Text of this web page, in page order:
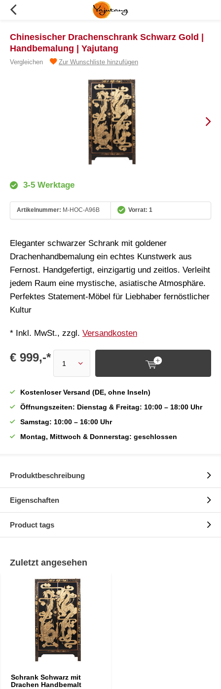
Chinesischer Drachenschrank Schwarz Gold |
Handbemalung | Yajutang
Vergleichen Zur Wunschliste hinzufügen
3-5 Werktage
Artikelnummer: M-HOC-A96B Vorrat: 1
Eleganter schwarzer Schrank mit goldener
Drachenhandbemalung ein echtes Kunstwerk aus
Fernost. Handgefertigt, einzigartig und zeitlos. Verleiht
jedem Raum eine mystische, asiatische Atmosphäre.
Perfektes Statement-Möbel für Liebhaber fernöstlicher
Kultur
* Inkl. MwSt., zzgl. Versandkosten
€ 999,-*
Kostenloser Versand (DE, ohne Inseln)
Öffnungszeiten: Dienstag & Freitag: 10:00 – 18:00 Uhr
Samstag: 10:00 – 16:00 Uhr
Montag, Mittwoch & Donnerstag: geschlossen
Produktbeschreibung
Eigenschaften
Product tags
Zuletzt angesehen
Schrank Schwarz mit
Drachen Handbemalt